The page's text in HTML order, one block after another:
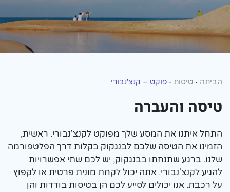
הביתה • טיסות • פוקט – קנצ'נבורי
טיסה והעברה
התחל איתנו את המסע שלך מפוקט לקנצ'נבורי. ראשית,
הזמינו את הטיסה שלכם לבנגקוק בקלות דרך הפלטפורמה
שלנו. ברגע שתנחתו בבנגקוק, יש לכם שתי אפשרויות
להגיע לקנצ'נבורי. אתה יכול לקחת מונית פרטית או לקפוץ
על רכבת. אנו יכולים לסייע לכם הן בטיסות בודדות והן